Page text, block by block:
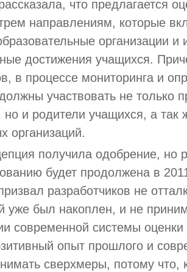
что предлагается
направлениям, которые
организации и
достижения учащихся.
в процессе мониторинга и
участвовать не только
но и родители учащихся, а так
организаций.
получила одобрение, но
будет продолжена в
разработчиков не
уже был накоплен, и не
современной системы оценки
опыт прошлого и
сверхмеры, потому что,